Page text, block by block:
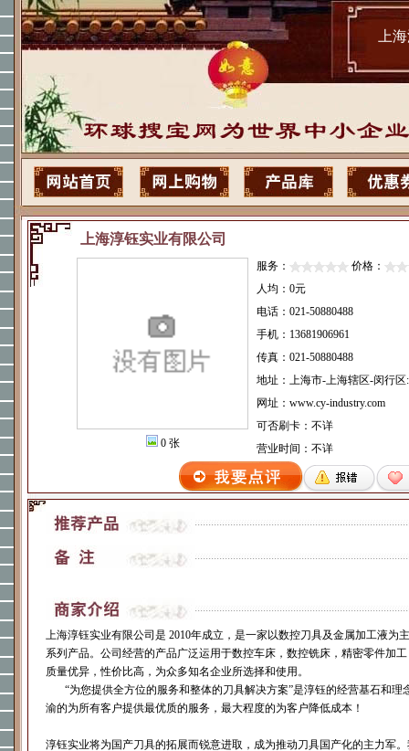
上
上海淳钰实业有限公司
0 张
服务：
价格：
人均：0元
电话：021-50880488
手机：13681906961
传真：021-50880488
地址：上海市-上海辖区-闵行区
网址：www.cy-industry.com
可否刷卡：不详
营业时间：不详
上海淳钰实业有限公司是 2010年成立，是一家以数控刀具及金属加工液为
系列产品。公司经营的产品广泛运用于数控车床，数控铣床，精密零件加
质量优异，性价比高，为众多知名企业所选择和使用。
“为您提供全方位的服务和整体的刀具解决方案”是淳钰的经营基石和理
渝的为所有客户提供最优质的服务，最大程度的为客户降低成本！
淳钰实业将为国产刀具的拓展而锐意进取，成为推动刀具国产化的主力军